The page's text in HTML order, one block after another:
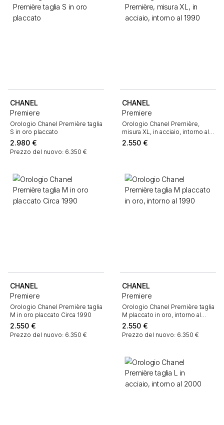
CHANEL
Premiere
Orologio Chanel Première taglia
S in oro placcato
2.980 €
Prezzo del nuovo: 6.350 €
CHANEL
Premiere
Orologio Chanel Première,
misura XL, in acciaio, intorno al
1990
2.550 €
CHANEL
Premiere
Orologio Chanel Première taglia
M in oro placcato Circa 1990
2.550 €
Prezzo del nuovo: 6.350 €
CHANEL
Premiere
Orologio Chanel Première taglia
M placcato in oro, intorno al
1990
2.550 €
Prezzo del nuovo: 6.350 €